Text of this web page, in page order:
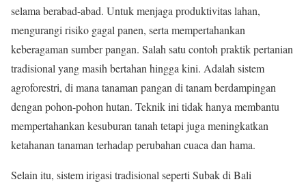
selama berabad-abad. Untuk menjaga produktivitas lahan,
mengurangi risiko gagal panen, serta mempertahankan
keberagaman sumber pangan. Salah satu contoh praktik pertanian
tradisional yang masih bertahan hingga kini. Adalah sistem
agroforestri, di mana tanaman pangan di tanam berdampingan
dengan pohon-pohon hutan. Teknik ini tidak hanya membantu
mempertahankan kesuburan tanah tetapi juga meningkatkan
ketahanan tanaman terhadap perubahan cuaca dan hama.
Selain itu, sistem irigasi tradisional seperti Subak di Bali